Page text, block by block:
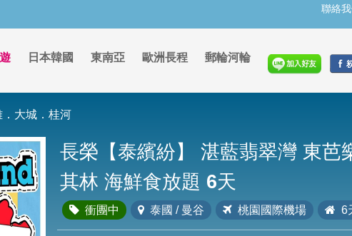
聯絡
日本韓國 東南亞 歐洲長程 郵輪河輪
大城．桂河
長榮【泰繽紛】 湛藍翡翠灣 東
其林 海鮮食放題 6天
衝團中 泰國 / 曼谷 桃園國際機場 6